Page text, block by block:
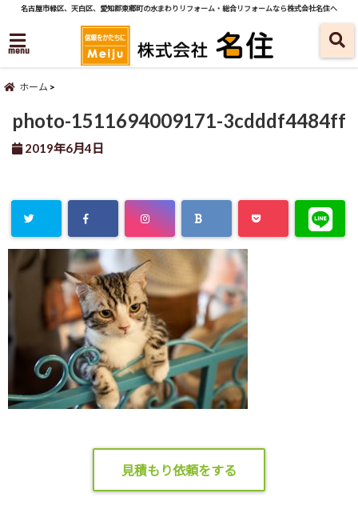
名古屋市緑区、天白区、愛知郡東郷町の水まわりリフォーム・総合リフォームなら株式会社名住へ
menu
ホーム
photo-1511694009171-3cdddf4484ff
2019年6月4日
見積もり依頼をする